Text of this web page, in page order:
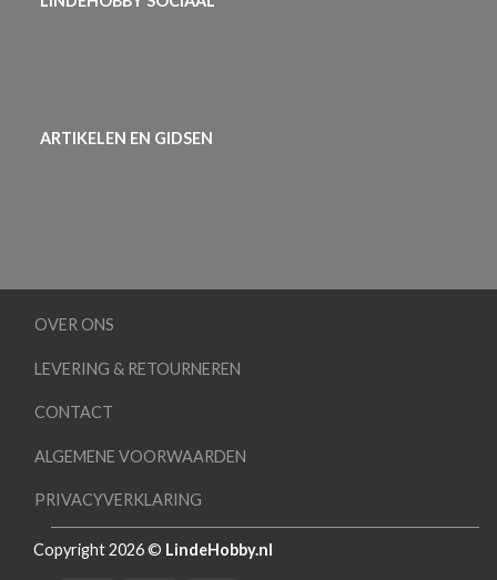
ARTIKELEN EN GIDSEN
OVER ONS
LEVERING & RETOURNEREN
CONTACT
ALGEMENE VOORWAARDEN
PRIVACYVERKLARING
Copyright 2026 © LindeHobby.nl